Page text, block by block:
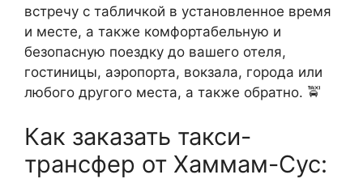
встречу с табличкой в установленное время
и месте, а также комфортабельную и
безопасную поездку до вашего отеля,
гостиницы, аэропорта, вокзала, города или
любого другого места, а также обратно. 🚖
Как заказать такси-
трансфер от Хаммам-Сус: